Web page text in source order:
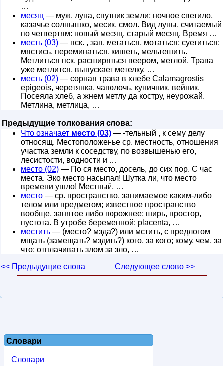
…
месяц — муж. луна, спутник земли; ночное светило,
казачье солнышко, месик, смол. Вид луны, считаемый
по четвертям: новый месяц, старый месяц. Время …
месть (03) — пск. , зап. метаться, мотаться; суетиться:
мястись, переминаться, кишеть, мельтешить.
Метлиться пск. расширяться веером, метлой. Трава
уже метлится, выпускает метелку, …
месть (02) — сорная трава в хлебе Calamagrostis
epigeois, черетянка, чаполочь, куничник, вейник.
Посеяла хлеб, а жнем метлу да костру, неурожай.
Метлина, метлица, …
Предыдущие толкования слова:
Что означает место (03) — -тельный , к сему делу
относящ. Местоположенье ср. местность, отношения
участка земли к соседству, по возвышенью его,
лесистости, водности и …
место (02) — По ся место, досель, до сих пор. С час
места. Эко место насыпал! Шутка ли, что место
времени ушло! Местный, …
место — ср. пространство, занимаемое каким-либо
телом или предметом; известное пространство
вообще, занятое либо порожнее; ширь, простор,
пустота. В утробе беременной: placenta, …
местить — (место? мзда?) или мстить, с предлогом
мщать (замещать? мздить?) кого, за кого; кому, чем, за
что; отплачивать злом за зло, …
<< Предыдущие слова
Следующее слово >>
Словари
Словари